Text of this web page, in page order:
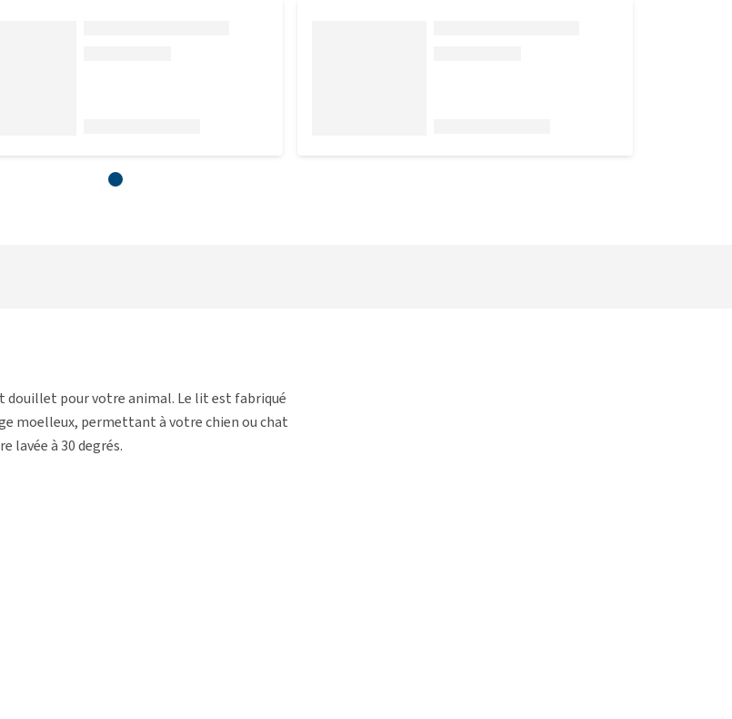
douillet pour votre animal. Le lit est fabriqué
moelleux, permettant à votre chien ou chat
lavée à 30 degrés.